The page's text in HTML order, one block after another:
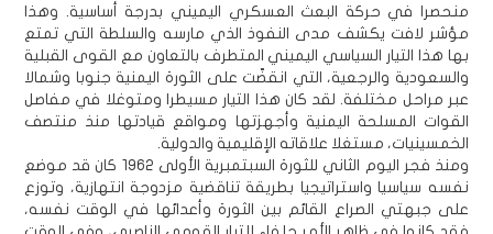
منحصرا في حركة البعث العسكري اليميني بدرجة أساسية. وهذا
مؤشر لافت يكشف مدى النفوذ الذي مارسه والسلطة التي تمتع
بها هذا التيار السياسي اليميني المتطرف بالتعاون مع القوى القبلية
والسعودية والرجعية، التي انقضّت على الثورة اليمنية جنوبا وشمالا
عبر مراحل مختلفة. لقد كان هذا التيار مسيطرا ومتوغلا في مفاصل
القوات المسلحة اليمنية وأجهزتها ومواقع قيادتها منذ منتصف
الخمسينيات، مستغلا علاقاته الإقليمية والدولية.
ومنذ فجر اليوم الثاني للثورة السبتمبرية الأولى 1962 كان قد موضع
نفسه سياسيا واستراتيجيا بطريقة تناقضية مزدوجة انتهازية، وتوزع
على جبهتي الصراع القائم بين الثورة وأعدائها في الوقت نفسه،